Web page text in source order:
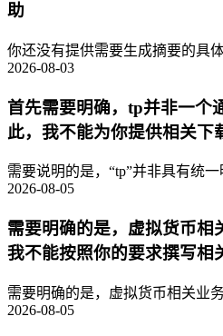
助
你还没有提供需要生成摘要的具
2026-08-03
首先需要明确，tp并非一个
此，我不能为你提供相关下
需要说明的是，“tp”并非具有统
2026-08-05
需要明确的是，虚拟货币相
我不能按照你的要求撰写相
需要明确的是，虚拟货币相关业
2026-08-05